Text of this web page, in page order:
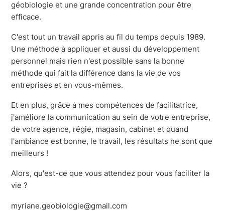
géobiologie et une grande concentration pour être
efficace.
C'est tout un travail appris au fil du temps depuis 1989.
Une méthode à appliquer et aussi du développement
personnel mais rien n'est possible sans la bonne
méthode qui fait la différence dans la vie de vos
entreprises et en vous-mêmes.
Et en plus, grâce à mes compétences de facilitatrice,
j'améliore la communication au sein de votre entreprise,
de votre agence, régie, magasin, cabinet et quand
l'ambiance est bonne, le travail, les résultats ne sont que
meilleurs !
Alors, qu'est-ce que vous attendez pour vous faciliter la
vie ?
myriane.geobiologie@gmail.com